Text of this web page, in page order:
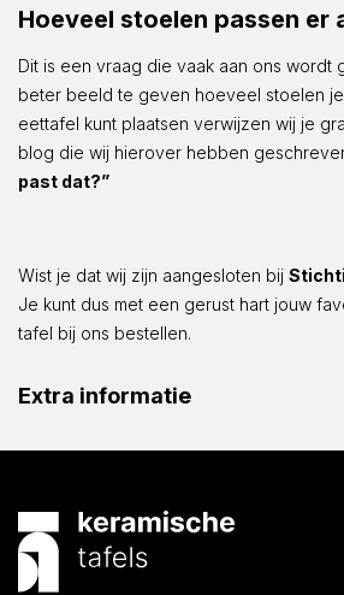
Hoeveel stoelen passen er
Dit is een vraag die vaak aan ons wordt
beter beeld te geven hoeveel stoelen
eettafel kunt plaatsen verwijzen wij je
blog die wij hierover hebben
past dat?”
Wist je dat wij zijn aangesloten bij
Je kunt dus met een gerust hart jouw
tafel bij ons bestellen.
Extra informatie